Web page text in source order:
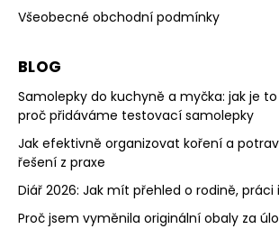
Všeobecné obchodní podmínky
BLOG
Samolepky do kuchyně a myčka: jak je
proč přidáváme testovací samolepky
Jak efektivně organizovat koření a
řešení z praxe
Diář 2026: Jak mít přehled o rodině, práci
Proč jsem vyměnila originální obaly za